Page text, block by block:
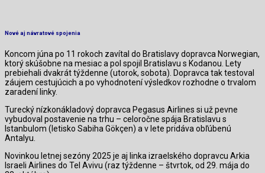
Nové aj návratové spojenia
Koncom júna po 11 rokoch zavítal do Bratislavy dopravca Norwegian,
ktorý skúšobne na mesiac a pol spojil Bratislavu s Kodanou. Lety
prebiehali dvakrát týždenne (utorok, sobota). Dopravca tak testoval
záujem cestujúcich a po vyhodnotení výsledkov rozhodne o trvalom
zaradení linky.
Turecký nízkonákladový dopravca Pegasus Airlines si už pevne
vybudoval postavenie na trhu – celoročne spája Bratislavu s
Istanbulom (letisko Sabiha Gökçen) a v lete pridáva obľúbenú
Antalyu.
Novinkou letnej sezóny 2025 je aj linka izraelského dopravcu Arkia
Israeli Airlines do Tel Avivu (raz týždenne – štvrtok, od 29. mája do